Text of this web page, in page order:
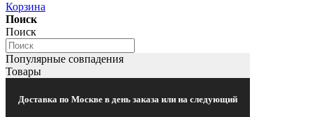
Корзина
Поиск
Поиск
Популярные совпадения
Товары
Доставка по Москве в день заказа или на следующий